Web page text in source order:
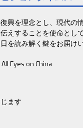
興を理念とし、現代の
えすることを使命とし
を読み解く鍵をお届け
Eyes on China
ます